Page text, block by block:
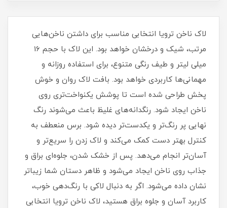
لاک ناخن ترویا انتخابی مناسب برای داشتن ناخن‌هایی
مرتب، شیک و درخشان خواهد بود. این لاک با حجم 16
میلی‌ لیتر و طیف رنگی متنوع، برای استفاده روزانه و
مهمانی‌ها کاربردی خواهد بود. بافت لاک روان و خوش‌
پخش طراحی شده است تا پوشش یکنواخت‌تری روی
ناخن ایجاد شود. رنگدانه‌های غلیظ باعث می‌شوند رنگ
نهایی پر رنگ‌تر و یکدست‌تر دیده شود. برس منعطف به
کنترل بهتر دست کمک می‌کند و لاک زدن را سریع‌تر و
آسان‌تر انجام می‌دهد. پس از خشک شدن، جلوه‌ای براق و
جذاب روی ناخن ایجاد می‌شود و ظاهر دستان شما زیباتر
نشان داده می‌شود. اگر به دنبال لاکی با رنگ‌دهی خوب،
کاربرد آسان و جلوه براق هستید، لاک ناخن ترویا انتخابی